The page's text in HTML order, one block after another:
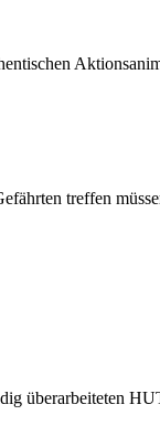
treffen
überarbeiteten